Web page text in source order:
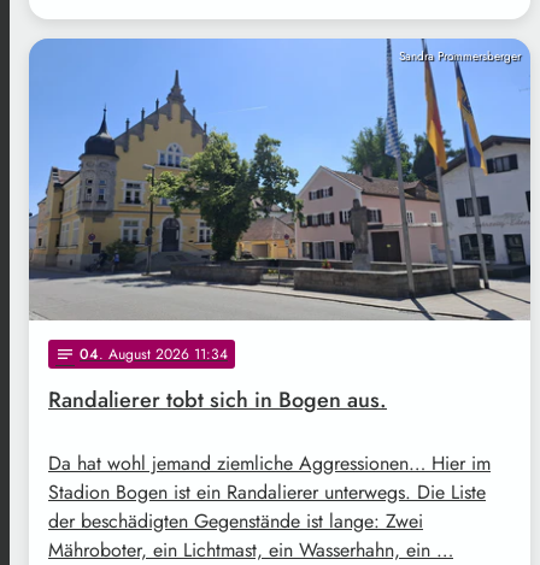
Sandra Prommersberger
notes 04. August 2026 11:34
Randalierer tobt sich in Bogen aus.
Da hat wohl jemand ziemliche Aggressionen… Hier im
Stadion Bogen ist ein Randalierer unterwegs. Die Liste
der beschädigten Gegenstände ist lange: Zwei
Mähroboter, ein Lichtmast, ein Wasserhahn, ein …